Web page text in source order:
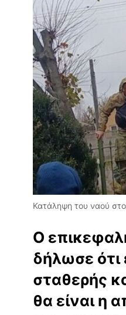
Κατάληψη του ναού
Ο
δήλωσε ότι
σταθερής
θα είναι η